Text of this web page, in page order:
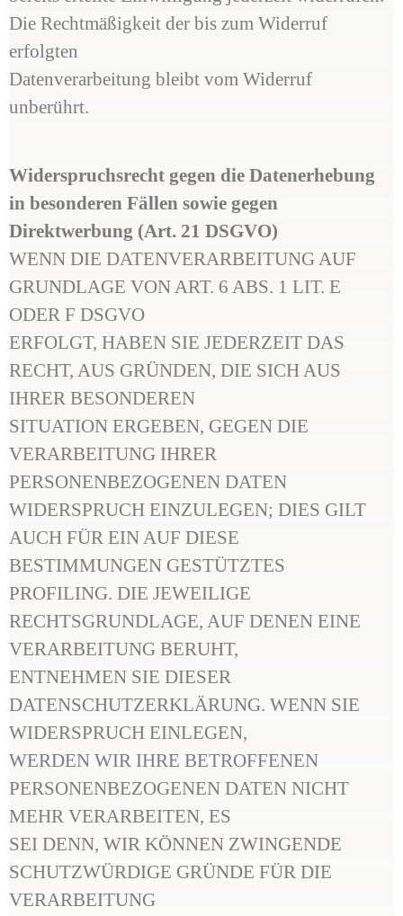
Die Rechtmäßigkeit der bis zum Widerruf
erfolgten
Datenverarbeitung bleibt vom Widerruf
unberührt.
Widerspruchsrecht gegen die Datenerhebung
in besonderen Fällen sowie gegen
Direktwerbung (Art. 21 DSGVO)
WENN DIE DATENVERARBEITUNG AUF
GRUNDLAGE VON ART. 6 ABS. 1 LIT. E
ODER F DSGVO
ERFOLGT, HABEN SIE JEDERZEIT DAS
RECHT, AUS GRÜNDEN, DIE SICH AUS
IHRER BESONDEREN
SITUATION ERGEBEN, GEGEN DIE
VERARBEITUNG IHRER
PERSONENBEZOGENEN DATEN
WIDERSPRUCH EINZULEGEN; DIES GILT
AUCH FÜR EIN AUF DIESE
BESTIMMUNGEN GESTÜTZTES
PROFILING. DIE JEWEILIGE
RECHTSGRUNDLAGE, AUF DENEN EINE
VERARBEITUNG BERUHT,
ENTNEHMEN SIE DIESER
DATENSCHUTZERKLÄRUNG. WENN SIE
WIDERSPRUCH EINLEGEN,
WERDEN WIR IHRE BETROFFENEN
PERSONENBEZOGENEN DATEN NICHT
MEHR VERARBEITEN, ES
SEI DENN, WIR KÖNNEN ZWINGENDE
SCHUTZWÜRDIGE GRÜNDE FÜR DIE
VERARBEITUNG